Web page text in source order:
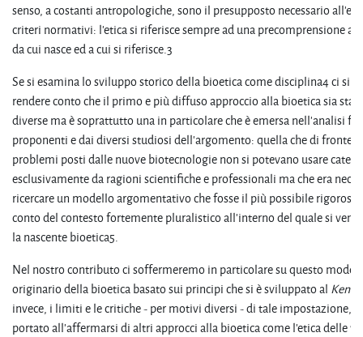
senso, a costanti antropologiche, sono il presupposto necessario
criteri normativi: l’etica si riferisce sempre ad una precomprensione
da cui nasce ed a cui si riferisce.3
Se si esamina lo sviluppo storico della bioetica come disciplina4 ci si
rendere conto che il primo e più diffuso approccio alla bioetica sia
diverse ma è soprattutto una in particolare che è emersa nell'analisi
proponenti e dai diversi studiosi dell'argomento: quella che di fronte
problemi posti dalle nuove biotecnologie non si potevano usare
esclusivamente da ragioni scientifiche e professionali ma che era
ricercare un modello argomentativo che fosse il più possibile rigoroso
conto del contesto fortemente pluralistico all'interno del quale si
la nascente bioetica5.
Nel nostro contributo ci soffermeremo in particolare su questo
originario della bioetica basato sui principi che si è sviluppato al
invece, i limiti e le critiche - per motivi diversi - di tale impostazione,
portato all'affermarsi di altri approcci alla bioetica come l'etica delle